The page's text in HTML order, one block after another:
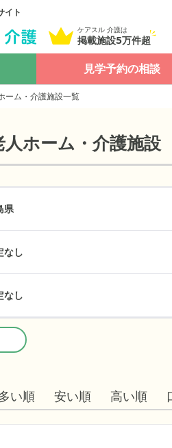
イト
ケアスル 介護は
掲載施設5万件超
見学予約の相談
ーム・介護施設一覧
人ホーム・介護施設
県
なし
なし
い順 安い順 高い順